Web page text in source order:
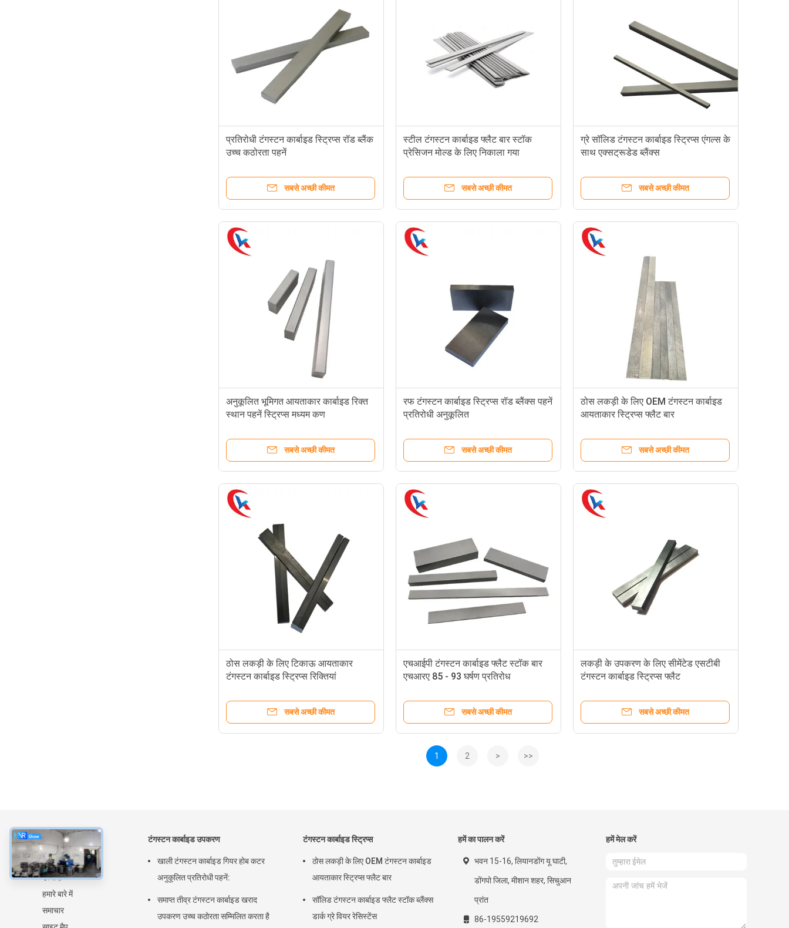
प्रतिरोधी टंगस्टन कार्बाइड स्ट्रिप्स रॉड ब्लैंक
उच्च कठोरता पहनें
सबसे अच्छी कीमत
स्टील टंगस्टन कार्बाइड फ्लैट बार स्टॉक
प्रेसिजन मोल्ड के लिए निकाला गया
सबसे अच्छी कीमत
ग्रे सॉलिड टंगस्टन कार्बाइड स्ट्रिप्स एंगल्स के
साथ एक्सट्रूडेड ब्लैंक्स
सबसे अच्छी कीमत
अनुकूलित भूमिगत आयताकार कार्बाइड रिक्त
स्थान पहनें स्ट्रिप्स मध्यम कण
सबसे अच्छी कीमत
रफ टंगस्टन कार्बाइड स्ट्रिप्स रॉड ब्लैंक्स पहनें
प्रतिरोधी अनुकूलित
सबसे अच्छी कीमत
ठोस लकड़ी के लिए OEM टंगस्टन कार्बाइड
आयताकार स्ट्रिप्स फ्लैट बार
सबसे अच्छी कीमत
ठोस लकड़ी के लिए टिकाऊ आयताकार
टंगस्टन कार्बाइड स्ट्रिप्स रिक्तियां
सबसे अच्छी कीमत
एचआईपी टंगस्टन कार्बाइड फ्लैट स्टॉक बार
एचआरए 85 - 93 घर्षण प्रतिरोध
सबसे अच्छी कीमत
लकड़ी के उपकरण के लिए सीमेंटेड एसटीबी
टंगस्टन कार्बाइड स्ट्रिप्स फ्लैट
सबसे अच्छी कीमत
1 2 > >>
के बारे में
घर
उत्पादों
हमारे बारे में
समाचार
टंगस्टन कार्बाइड उपकरण
खाली टंगस्टन कार्बाइड गियर होब कटर
अनुकूलित प्रतिरोधी पहनें:
समाप्त तीव्र टंगस्टन कार्बाइड खराद
उपकरण उच्च कठोरता सम्मिलित करता है
टंगस्टन कार्बाइड स्ट्रिप्स
ठोस लकड़ी के लिए OEM टंगस्टन कार्बाइड
आयताकार स्ट्रिप्स फ्लैट बार
सॉलिड टंगस्टन कार्बाइड फ्लैट स्टॉक ब्लैंक्स
डार्क ग्रे वियर रेसिस्टेंस
हमें का पालन करें
भवन 15-16, लियानडोंग यू घाटी,
डोंगपो जिला, मीशान शहर, सिचुआन
प्रांत
86-19559219692
हमें मेल करें